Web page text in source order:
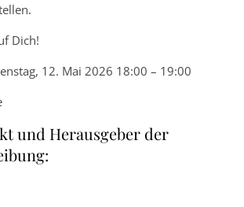
Dich!
12. Mai 2026 18:00 – 19:00
und Herausgeber der